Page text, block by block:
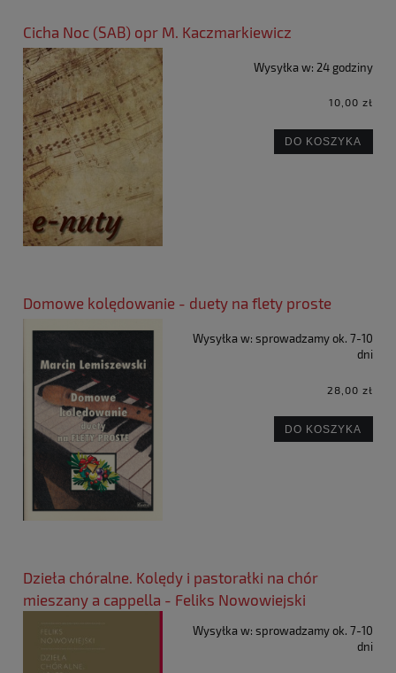
Cicha Noc (SAB) opr M. Kaczmarkiewicz
Wysyłka w: 24 godziny
10,00 zł
DO KOSZYKA
Domowe kolędowanie - duety na flety proste
Wysyłka w: sprowadzamy ok. 7-10
dni
28,00 zł
DO KOSZYKA
Dzieła chóralne. Kolędy i pastorałki na chór
mieszany a cappella - Feliks Nowowiejski
Wysyłka w: sprowadzamy ok. 7-10
dni